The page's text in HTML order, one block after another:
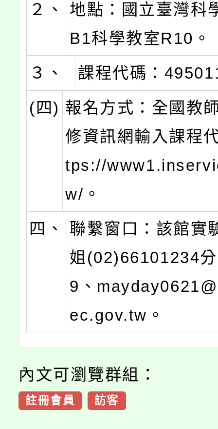
２、
地點：國立臺灣科
B1科學教室R10。
３、
課程代碼：
(四) 報名方式：全國教
修資訊網輸入課程
tps://
w/。
四、
聯繫窗口：該館實
姐(02)66101234
9、
ec.gov.tw。
內文可瀏覽群組：
註冊會員 訪客